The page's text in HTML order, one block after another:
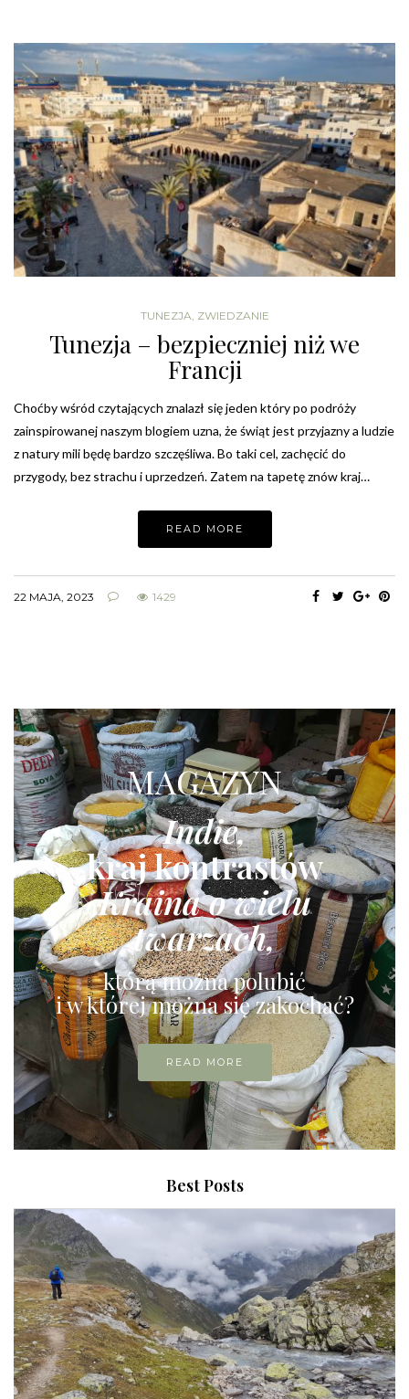
TUNEZJA, ZWIEDZANIE
Tunezja – bezpieczniej niż we
Francji
Choćby wśród czytających znalazł się jeden który po podróży
zainspirowanej naszym blogiem uzna, że świąt jest przyjazny a ludzie
z natury mili będę bardzo szczęśliwa. Bo taki cel, zachęcić do
przygody, bez strachu i uprzedzeń. Zatem na tapetę znów kraj…
READ MORE
22 MAJA, 2023 1429
MAGAZYN
Indie,
kraj kontrastów
Kraina o wielu
twarzach,
którą można polubić
i w której można się zakochać?
READ MORE
Best Posts